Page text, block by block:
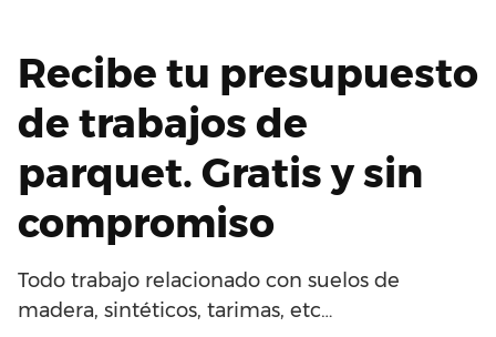
Recibe tu presupuesto
de trabajos de
parquet. Gratis y sin
compromiso
Todo trabajo relacionado con suelos de
madera, sintéticos, tarimas, etc…